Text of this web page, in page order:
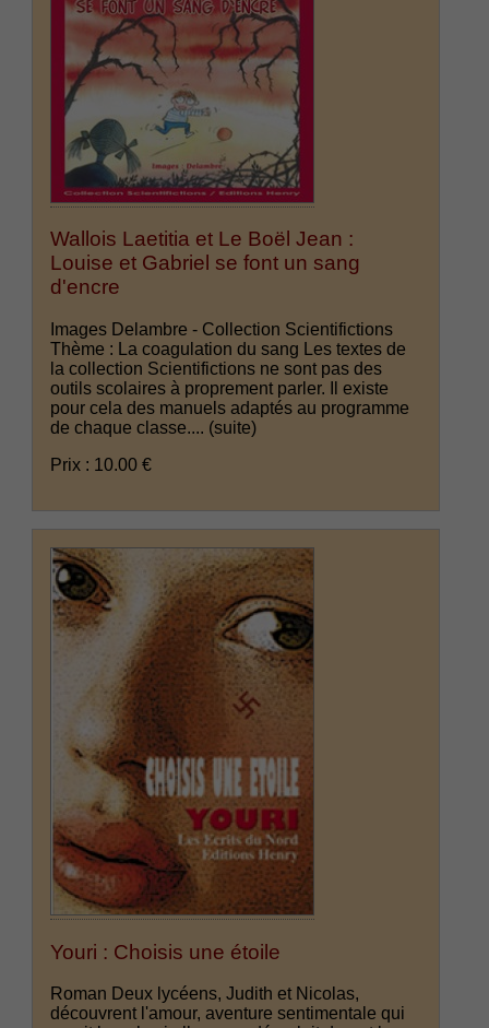
Wallois Laetitia et Le Boël Jean :
Louise et Gabriel se font un sang
d'encre
Images Delambre - Collection Scientifictions
Thème : La coagulation du sang Les textes de
la collection Scientifictions ne sont pas des
outils scolaires à proprement parler. Il existe
pour cela des manuels adaptés au programme
de chaque classe.... (suite)
Prix : 10.00 €
Youri : Choisis une étoile
Roman Deux lycéens, Judith et Nicolas,
découvrent l'amour, aventure sentimentale qui